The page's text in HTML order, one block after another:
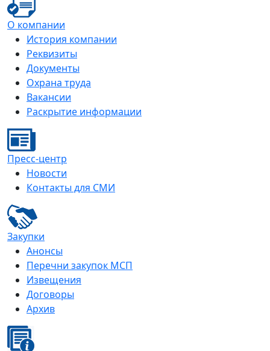
О компании
История компании
Реквизиты
Документы
Охрана труда
Вакансии
Раскрытие информации
Пресс-центр
Новости
Контакты для СМИ
Закупки
Анонсы
Перечни закупок МСП
Извещения
Договоры
Архив